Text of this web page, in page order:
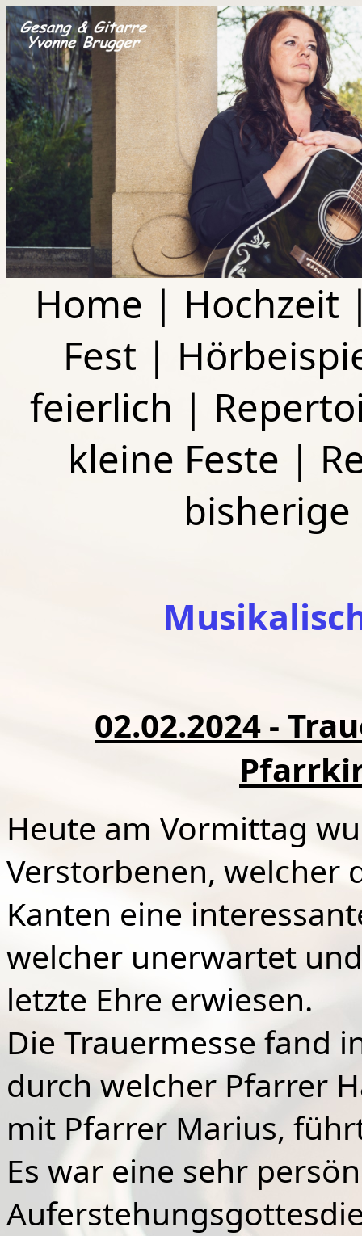
Home | Hochzeit
Fest |
feierlich |
kleine Feste |
02.02.2024 -
Heute am Vormittag
Verstorbenen, welcher
Kanten eine
welcher unerwartet
letzte Ehre erwiesen.
Die Trauermesse fand
durch welcher Pfarrer
mit Pfarrer Marius,
Es war eine sehr